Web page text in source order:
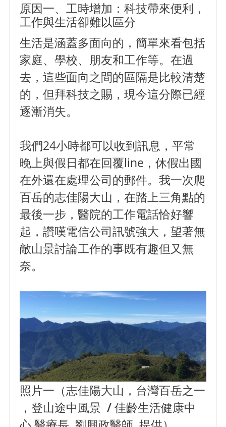
原因一、工時增加：科技帶來便利，
工作與生活卻難以區分
生活是涵蓋多面向的，簡單來看包括
家庭、學校、朋友和工作等。在過
去，這些面向之間的區隔是比較清楚
的，但拜科技之賜，現今這分際已經
逐漸消失。
我們24小時都可以收到訊息，平常
晚上與假日都在回覆line，休假出國
在外還在處理公司的郵件。我一次爬
百岳的志佳陽大山，在踏上三角點的
最後一步，醫院的工作電話恰好響
起，讚嘆電信公司訊號強大，望著無
敵山景討論工作的事既有趣但又無
奈。
照片一（志佳陽大山，台灣百岳之一
，登山途中風景 / 佳齡生活健康中